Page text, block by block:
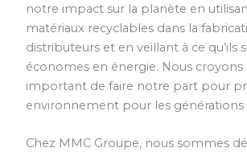
notre impact sur la planète en
matériaux recyclables dans la
distributeurs et en veillant à ce qu’ils
économes en énergie. Nous croyons
important de faire notre part pour
environnement pour les générations
Chez MMC Groupe, nous sommes